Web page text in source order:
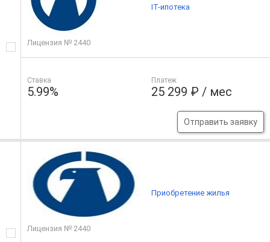
Лицензия № 2440
Ставка
5.99%
Платеж
25 299 ₽ / мес
Отправить заявку
IT-ипотека
Лицензия № 2440
Приобретение жилья